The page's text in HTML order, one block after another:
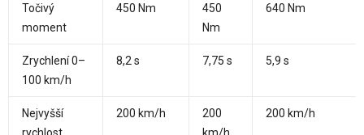
Točivý
moment
450 Nm
450
Nm
640 Nm
Zrychlení 0–
100 km/h
8,2 s 7,75 s 5,9 s
Nejvyšší
200 km/h
200
200 km/h